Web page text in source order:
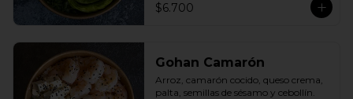
$6.700
Gohan Camarón
Arroz, camarón cocido, queso crema,
palta, semillas de sésamo y cebollín.